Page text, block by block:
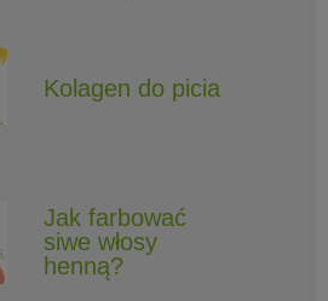
Kolagen do picia
Jak farbować
siwe włosy
henną?